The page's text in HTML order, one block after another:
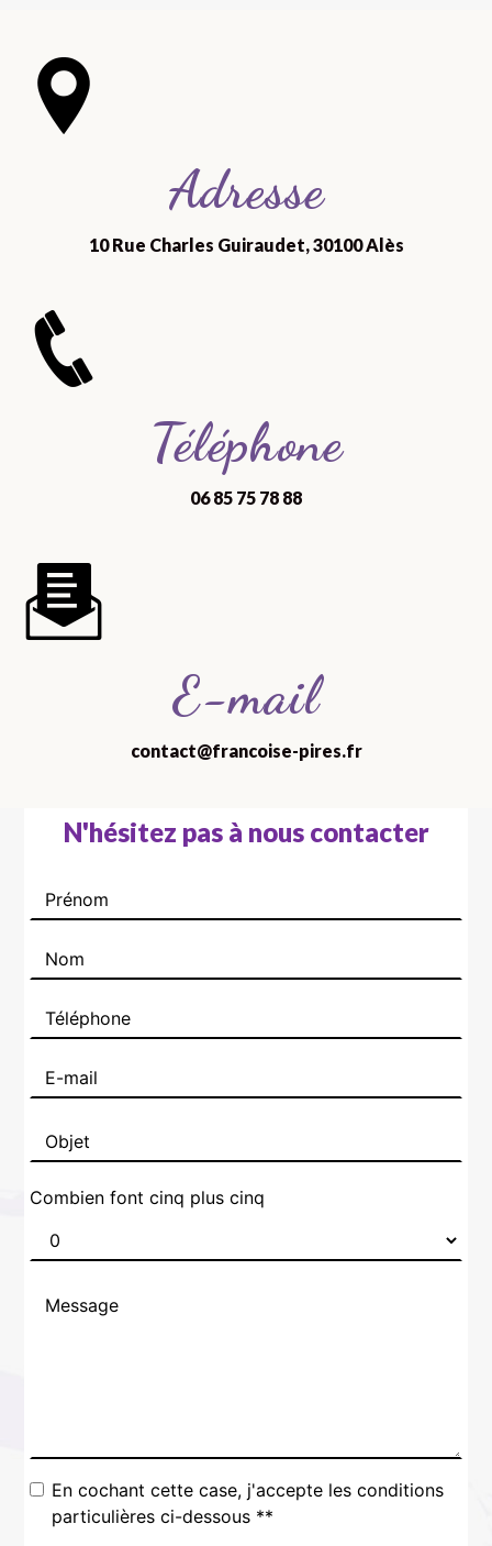
Adresse
10 Rue Charles Guiraudet, 30100 Alès
Téléphone
06 85 75 78 88
E-mail
contact@francoise-pires.fr
N'hésitez pas à nous contacter
Combien font cinq plus cinq
En cochant cette case, j'accepte les conditions
particulières ci-dessous **